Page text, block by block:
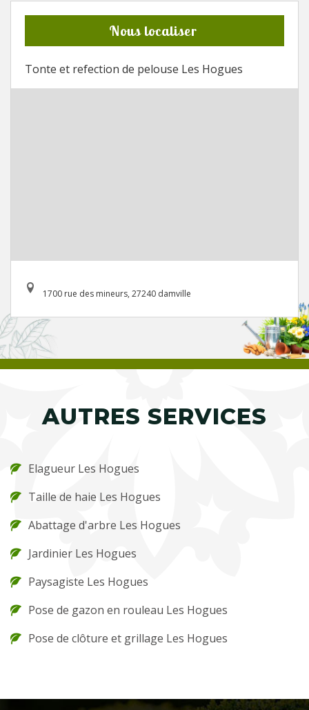
Nous localiser
Tonte et refection de pelouse Les Hogues
1700 rue des mineurs, 27240 damville
AUTRES SERVICES
Elagueur Les Hogues
Taille de haie Les Hogues
Abattage d'arbre Les Hogues
Jardinier Les Hogues
Paysagiste Les Hogues
Pose de gazon en rouleau Les Hogues
Pose de clôture et grillage Les Hogues